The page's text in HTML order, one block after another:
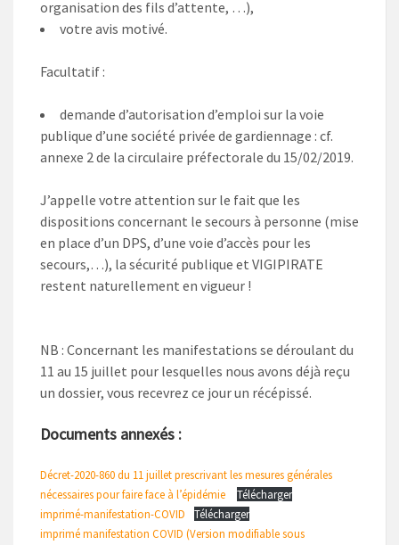
organisation des fils d’attente, …),
votre avis motivé.
Facultatif :
demande d’autorisation d’emploi sur la voie
publique d’une société privée de gardiennage : cf.
annexe 2 de la circulaire préfectorale du 15/02/2019.
J’appelle votre attention sur le fait que les
dispositions concernant le secours à personne (mise
en place d’un DPS, d’une voie d’accès pour les
secours,…), la sécurité publique et VIGIPIRATE
restent naturellement en vigueur !
NB : Concernant les manifestations se déroulant du
11 au 15 juillet pour lesquelles nous avons déjà reçu
un dossier, vous recevrez ce jour un récépissé.
Documents annexés :
Décret-2020-860 du 11 juillet prescrivant les mesures générales
nécessaires pour faire face à l’épidémie
Télécharger
imprimé-manifestation-COVID
Télécharger
imprimé manifestation COVID (Version modifiable sous